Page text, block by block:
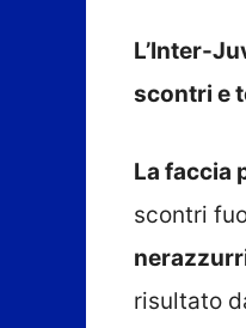
L’Inter-
scontri e
La faccia
scontri
risultato